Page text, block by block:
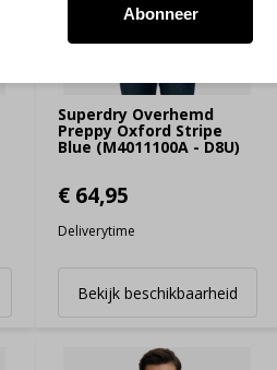
Superdry Overhemd
Preppy Oxford Stripe
Blue (M4011100A - D8U)
€ 64,95
Deliverytime
Bekijk beschikbaarheid
Abonneer